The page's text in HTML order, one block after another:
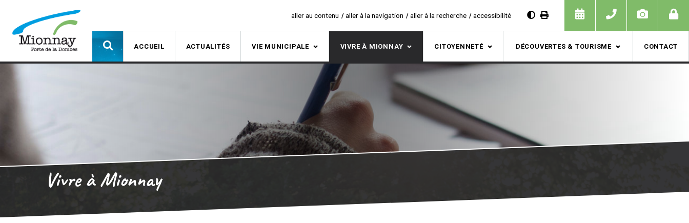
aller au contenu aller à la navigation aller à la recherche accessibilité
ACCUEIL ACTUALITÉS VIE MUNICIPALE VIVRE À MIONNAY CITOYENNETÉ DÉCOUVERTES & TOURISME CONTACT
Vivre à Mionnay